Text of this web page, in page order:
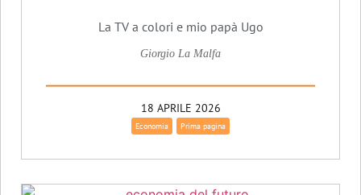
La TV a colori e mio papà Ugo
Giorgio La Malfa
18 APRILE 2026
Economia Prima pagina